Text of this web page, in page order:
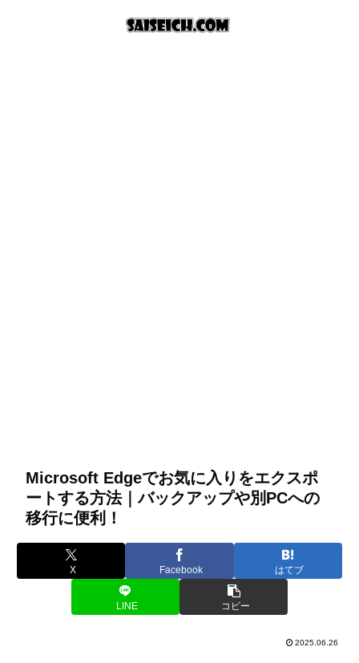
Microsoft Edgeでお気に入りをエクスポ
ートする方法｜バックアップや別PCへの
移行に便利！
X Facebook はてブ
LINE コピー
2025.06.26